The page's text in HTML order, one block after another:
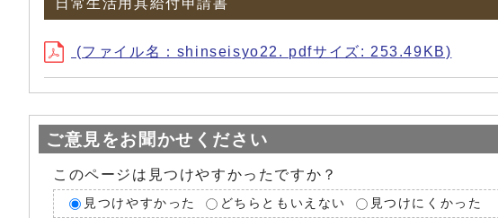
日常生活用具給付申請書
(ファイル名：shinseisyo22. pdfサイズ: 253.49KB)
ご意見をお聞かせください
このページは見つけやすかったですか？
見つけやすかった どちらともいえない 見つけにくかった